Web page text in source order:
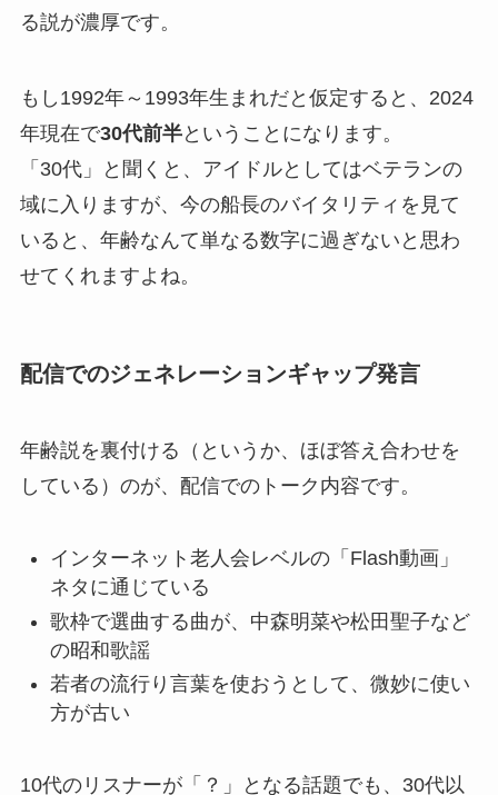
る説が濃厚です。
もし1992年～1993年生まれだと仮定すると、2024
年現在で30代前半ということになります。
「30代」と聞くと、アイドルとしてはベテランの
域に入りますが、今の船長のバイタリティを見て
いると、年齢なんて単なる数字に過ぎないと思わ
せてくれますよね。
配信でのジェネレーションギャップ発言
年齢説を裏付ける（というか、ほぼ答え合わせを
している）のが、配信でのトーク内容です。
インターネット老人会レベルの「Flash動画」
ネタに通じている
歌枠で選曲する曲が、中森明菜や松田聖子など
の昭和歌謡
若者の流行り言葉を使おうとして、微妙に使い
方が古い
10代のリスナーが「？」となる話題でも、30代以